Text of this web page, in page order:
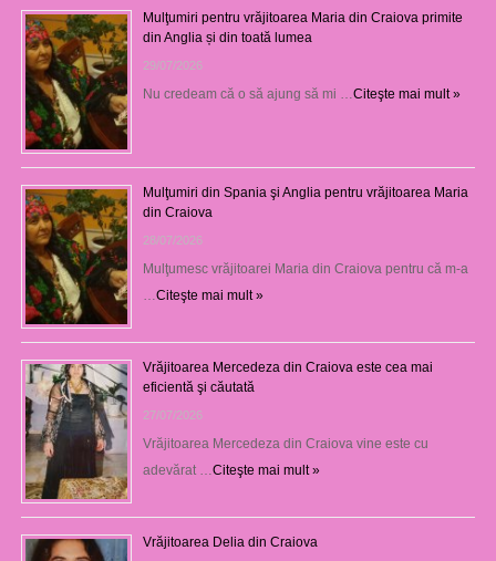
Mulţumiri pentru vrăjitoarea Maria din Craiova primite
din Anglia și din toată lumea
29/07/2026
Nu credeam că o să ajung să mi … Citeşte mai mult »
Mulţumiri din Spania şi Anglia pentru vrăjitoarea Maria
din Craiova
28/07/2026
Mulţumesc vrăjitoarei Maria din Craiova pentru că m-a
Citeşte mai mult »
Vrăjitoarea Mercedeza din Craiova este cea mai
eficientă şi căutată
27/07/2026
Vrăjitoarea Mercedeza din Craiova vine este cu
adevărat … Citeşte mai mult »
Vrăjitoarea Delia din Craiova